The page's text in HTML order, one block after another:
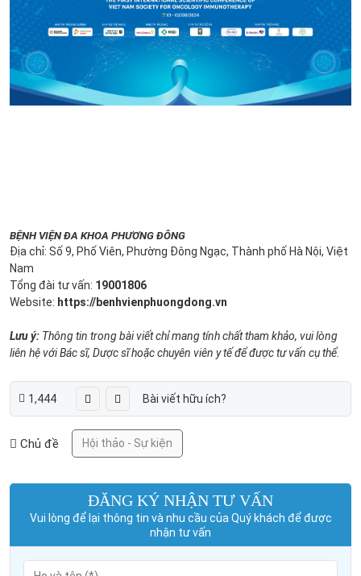
BỆNH VIỆN ĐA KHOA PHƯƠNG ĐÔNG
Địa chỉ: Số 9, Phố Viên, Phường Đông Ngạc, Thành phố Hà Nội, Việt
Nam
Tổng đài tư vấn: 19001806
Website: https://benhvienphuongdong.vn
Lưu ý: Thông tin trong bài viết chỉ mang tính chất tham khảo, vui lòng
liên hệ với Bác sĩ, Dược sĩ hoặc chuyên viên y tế để được tư vấn cụ thể.
1,444 Bài viết hữu ích?
Chủ đề Hội thảo - Sự kiện
ĐĂNG KÝ NHẬN TƯ VẤN
Vui lòng để lại thông tin và nhu cầu của Quý khách để được
nhận tư vấn